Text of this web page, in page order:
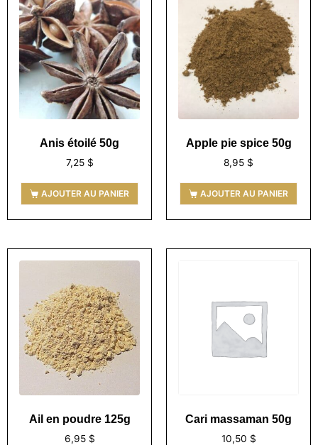
Anis étoilé 50g
7,25 $
AJOUTER AU PANIER
Apple pie spice 50g
8,95 $
AJOUTER AU PANIER
Ail en poudre 125g
6,95 $
Cari massaman 50g
10,50 $